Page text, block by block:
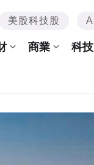
美股科技股 AI
商業 科技